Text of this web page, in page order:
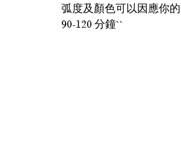
弧度及顏色可以因應你
90-120 分鐘``